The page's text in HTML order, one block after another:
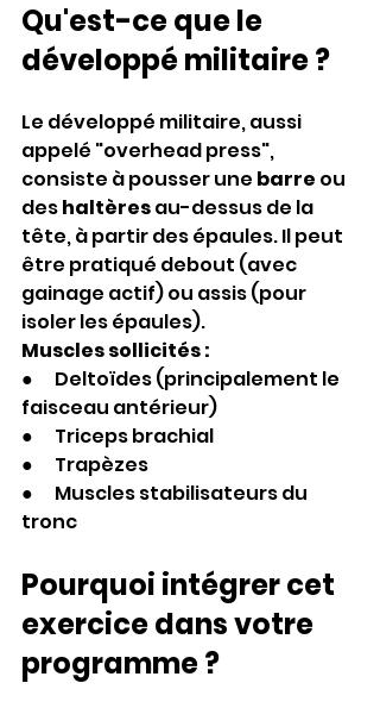
Qu'est-ce que le
développé militaire ?
Le développé militaire, aussi
appelé "overhead press",
consiste à pousser une barre ou
des haltères au-dessus de la
tête, à partir des épaules. Il peut
être pratiqué debout (avec
gainage actif) ou assis (pour
isoler les épaules).
Muscles sollicités :
●      Deltoïdes (principalement le
faisceau antérieur)
●      Triceps brachial
●      Trapèzes
●      Muscles stabilisateurs du
tronc
Pourquoi intégrer cet
exercice dans votre
programme ?